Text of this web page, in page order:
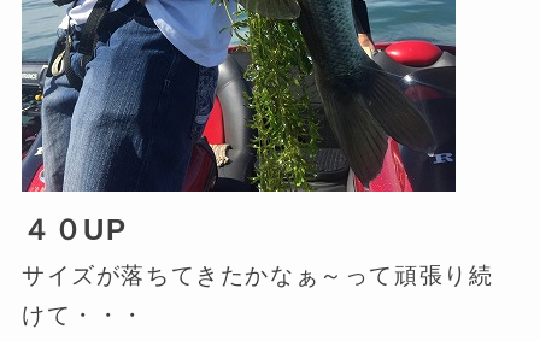
４０UP
サイズが落ちてきたかなぁ～って頑張り続
けて・・・